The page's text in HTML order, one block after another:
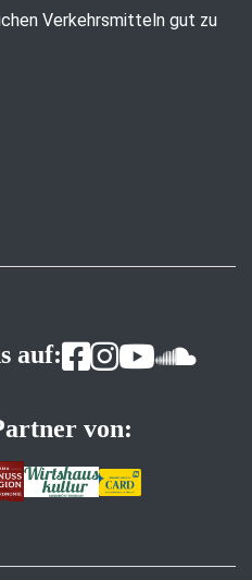
Verkehrsmitteln gut zu
auf:
von: